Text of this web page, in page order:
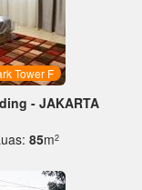
Tower F
- JAKARTA
85m2